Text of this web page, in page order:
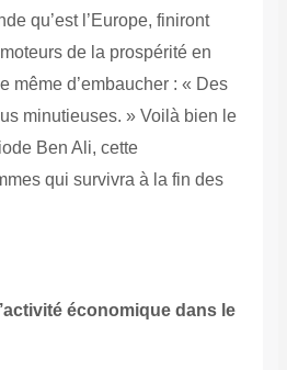
qu’est l’Europe, finiront
de la prospérité en
même d’embaucher : « Des
minutieuses. » Voilà bien le
Ben Ali, cette
qui survivra à la fin des
économique dans le